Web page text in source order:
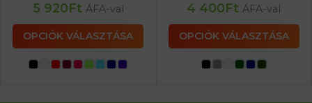
5 920Ft ÁFA-val
OPCIÓK VÁLASZTÁSA
4 400Ft ÁFA-val
OPCIÓK VÁLASZTÁSA